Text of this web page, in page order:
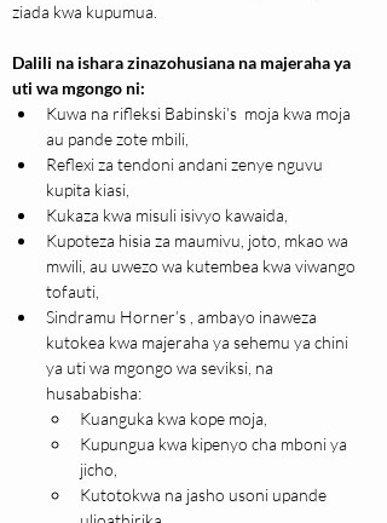
ziada kwa kupumua.
Dalili na ishara zinazohusiana na majeraha ya
uti wa mgongo ni:
Kuwa na rifleksi Babinski’s  moja kwa moja
au pande zote mbili,
Reflexi za tendoni andani zenye nguvu
kupita kiasi,
Kukaza kwa misuli isivyo kawaida,
Kupoteza hisia za maumivu, joto, mkao wa
mwili, au uwezo wa kutembea kwa viwango
tofauti,
Sindramu Horner’s , ambayo inaweza
kutokea kwa majeraha ya sehemu ya chini
ya uti wa mgongo wa seviksi, na
husababisha:
Kuanguka kwa kope moja,
Kupungua kwa kipenyo cha mboni ya
jicho,
Kutotokwa na jasho usoni upande